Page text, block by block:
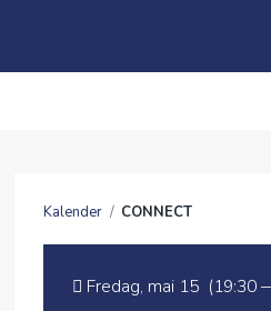
KALENDER
Kalender / CONNECT
Fredag, mai 15 (19:30